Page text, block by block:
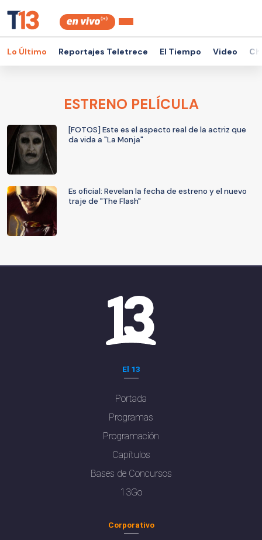
Lo Último Reportajes Teletrece El Tiempo Video
ESTRENO PELÍCULA
[FOTOS] Este es el aspecto real de la actriz que
da vida a "La Monja"
Es oficial: Revelan la fecha de estreno y el nuevo
traje de "The Flash"
El 13
Portada
Programas
Programación
Capítulos
Bases de Concursos
13Go
Corporativo